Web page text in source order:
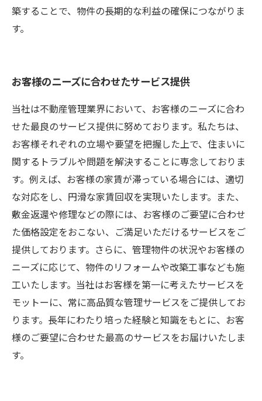
築することで、物件の長期的な利益の確保につながりま
す。
お客様のニーズに合わせたサービス提供
当社は不動産管理業界において、お客様のニーズに合わ
せた最良のサービス提供に努めております。私たちは、
お客様それぞれの立場や要望を把握した上で、住まいに
関するトラブルや問題を解決することに専念しておりま
す。例えば、お客様の家賃が滞っている場合には、適切
な対応をし、円滑な家賃回収を実現いたします。また、
敷金返還や修理などの際には、お客様のご要望に合わせ
た価格設定をおこない、ご満足いただけるサービスをご
提供しております。さらに、管理物件の状況やお客様の
ニーズに応じて、物件のリフォームや改築工事なども施
工いたします。当社はお客様を第一に考えたサービスを
モットーに、常に高品質な管理サービスをご提供してお
ります。長年にわたり培った経験と知識をもとに、お客
様のご要望に合わせた最高のサービスをお届けいたしま
す。